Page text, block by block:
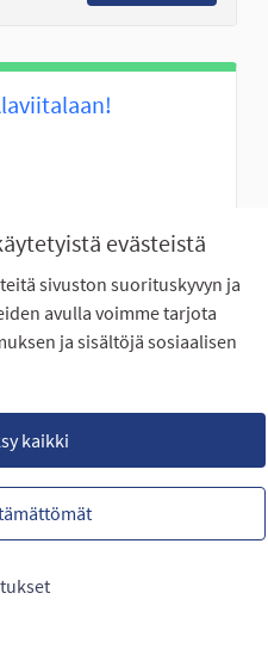
evästeistä
sivuston suorituskyvyn ja
avulla voimme tarjota
ja sisältöjä sosiaalisen
kaikki
nuorten...
Eteläinen Seinäjoki
18 SEURAAJAA
SEURAA 0